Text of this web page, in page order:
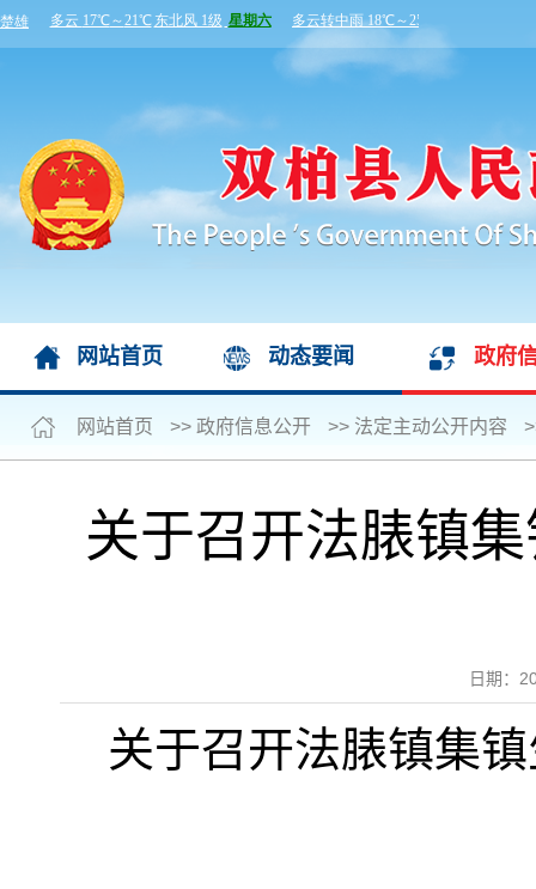
网站首页 动态要闻 政府
网站首页 >> 政府信息公开 >> 法定主动公开内容
关于召开法脿镇
日期：
关于召开法脿镇集